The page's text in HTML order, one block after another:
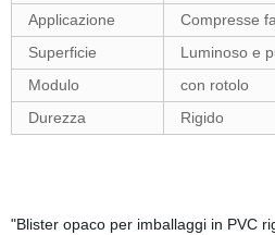
Applicazione
Compresse
Superficie
Luminoso e
Modulo
con rotolo
Durezza
Rigido
"Blister opaco per imballaggi in PVC